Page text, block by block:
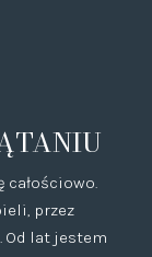
całościowo.
przez
Od lat jestem